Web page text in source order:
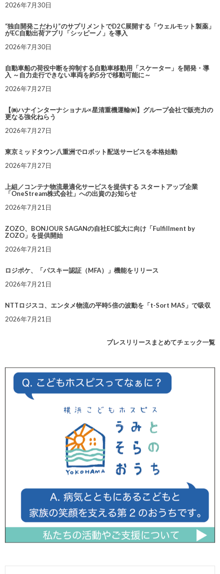
2026年7月30日
“独自開発こだわり”のサプリメントでD2C展開する「ウェルモット製薬」
がEC自動出荷アプリ「シッピーノ」を導入
2026年7月30日
自動車船の荷役中断を抑制する自動車移動用「スケーター」を開発・導
入 ～自力走行できない車両を約5分で移動可能に～
2026年7月27日
【㈱ハナインターナショナル×星清重機運輸㈱】グループ会社で販売力の
更なる強化ねらう
2026年7月27日
東京ミッドタウン八重洲でロボット配送サービスを本格始動
2026年7月27日
上組／コンテナ物流最適化サービスを提供する スタートアップ企業
「OneStream株式会社」への出資のお知らせ
2026年7月21日
ZOZO、BONJOUR SAGANの自社EC拡大に向け「Fulfillment by
ZOZO」を提供開始
2026年7月21日
ロジポケ、「パスキー認証（MFA）」機能をリリース
2026年7月21日
NTTロジスコ、エンタメ物流の平時5倍の波動を「t-Sort MAS」で吸収
2026年7月21日
プレスリリースまとめてチェック一覧